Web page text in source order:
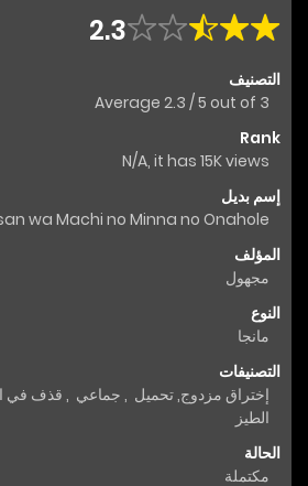
2.3
التصنيف
Average 2.3 /5 out of 3
Rank
N/A, it has 15K views
إسم بديل
wa Machi no Minna no Onahole
المؤلف
مجهول
النوع
مانجا
التصنيفات
إختراق مزدوج,تحميل , جماعي , قذف في
الطيز
الحالة
مكتملة